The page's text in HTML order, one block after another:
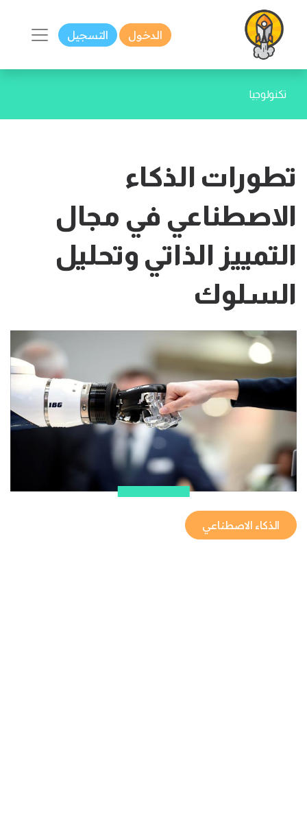
الدخول التسجيل
تكنولوجيا
تطورات الذكاء
الاصطناعي في مجال
التمييز الذاتي وتحليل
السلوك
الذكاء الاصطناعي